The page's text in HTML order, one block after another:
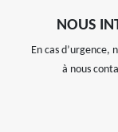
NOUS
En cas d’urgence,
à nous